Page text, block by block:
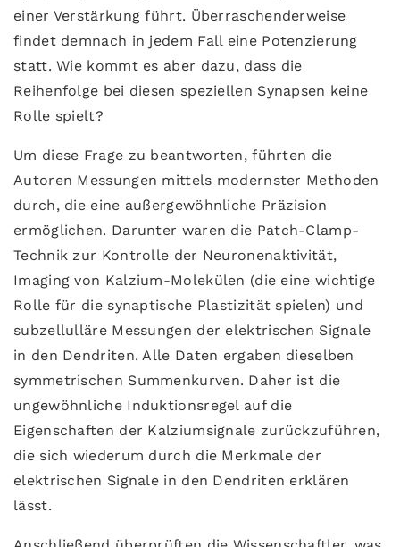
einer Verstärkung führt. Überraschenderweise
findet demnach in jedem Fall eine Potenzierung
statt. Wie kommt es aber dazu, dass die
Reihenfolge bei diesen speziellen Synapsen keine
Rolle spielt?
Um diese Frage zu beantworten, führten die
Autoren Messungen mittels modernster Methoden
durch, die eine außergewöhnliche Präzision
ermöglichen. Darunter waren die Patch-Clamp-
Technik zur Kontrolle der Neuronenaktivität,
Imaging von Kalzium-Molekülen (die eine wichtige
Rolle für die synaptische Plastizität spielen) und
subzellulläre Messungen der elektrischen Signale
in den Dendriten. Alle Daten ergaben dieselben
symmetrischen Summenkurven. Daher ist die
ungewöhnliche Induktionsregel auf die
Eigenschaften der Kalziumsignale zurückzuführen,
die sich wiederum durch die Merkmale der
elektrischen Signale in den Dendriten erklären
lässt.